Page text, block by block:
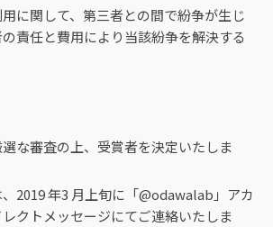
に関して、第三者との間で紛争が生じ
責任と費用により当該紛争を解決する
な審査の上、受賞者を決定いたしま
2019 年3 月上旬に「@odawalab」アカ
クトメッセージにてご連絡いたしま